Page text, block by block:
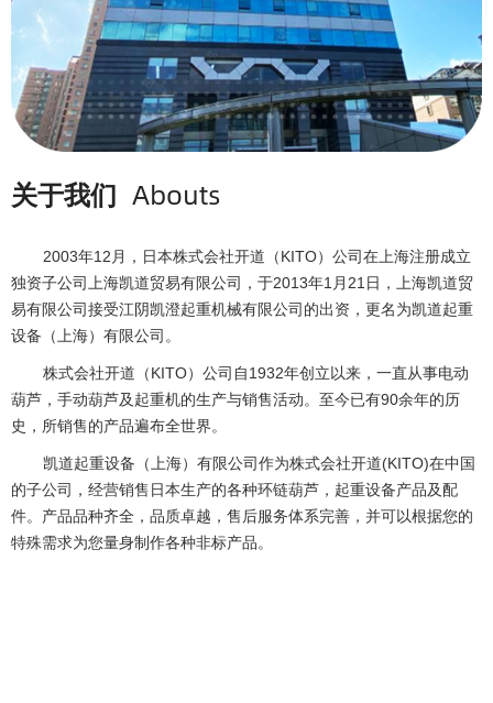
关于我们 Abouts
2003年12 月，日本株式会社开道（KITO）公司在上海注册成立
独资子公司上海凯道贸易有限公司，于2013年1 月 21 日，上海凯道贸
易有限公司接受江阴凯澄起重机械有限公司的出资，更名为凯道起重
设备（上海）有限公司。
株式会社开道（KITO）公司自1932年创立以来，一直从事电动
葫芦，手动葫芦及起重机的生产与销售活动。至今已有90余年的历
史，所销售的产品遍布全世界。
凯道起重设备（上海）有限公司作为株式会社开道(KITO)在中国
的子公司，经营销售日本生产的各种环链葫芦，起重设备产品及配
件。产品品种齐全，品质卓越，售后服务体系完善，并可以根据您的
特殊需求为您量身制作各种非标产品。